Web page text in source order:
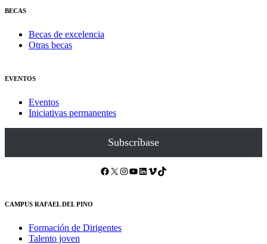
BECAS
Becas de excelencia
Otras becas
EVENTOS
Eventos
Iniciativas permanentes
Subscríbase
Facebook X Instagram YouTube LinkedIn Vimeo TikTok
CAMPUS RAFAEL DEL PINO
Formación de Dirigentes
Talento joven